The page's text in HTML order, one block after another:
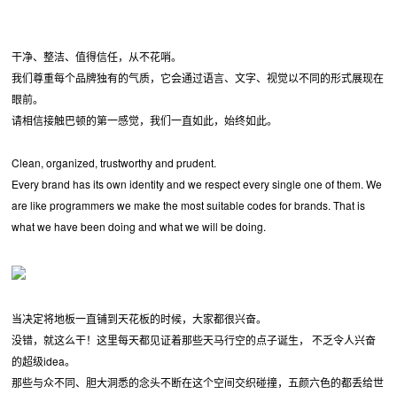
干净、整洁、值得信任，从不花哨。
我们尊重每个品牌独有的气质，它会通过语言、文字、视觉以不同的形式展现在
眼前。
请相信接触巴顿的第一感觉，我们一直如此，始终如此。
Clean, organized, trustworthy and prudent.
Every brand has its own identity and we respect every single one of them. We
are like programmers we make the most suitable codes for brands. That is
what we have been doing and what we will be doing.
当决定将地板一直铺到天花板的时候，大家都很兴奋。
没错，就这么干！这里每天都见证着那些天马行空的点子诞生， 不乏令人兴奋
的超级idea。
那些与众不同、胆大洞悉的念头不断在这个空间交织碰撞，五颜六色的都丢给世